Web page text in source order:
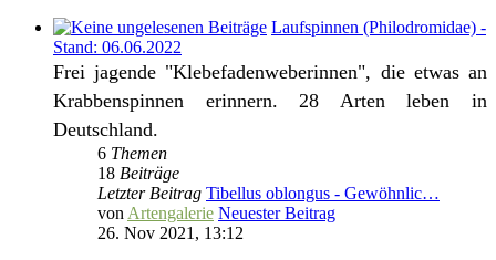
Laufspinnen (Philodromidae) -
Stand: 06.06.2022
Frei jagende "Klebefadenweberinnen", die etwas an
Krabbenspinnen erinnern. 28 Arten leben in
Deutschland.
6 Themen
18 Beiträge
Letzter Beitrag Tibellus oblongus - Gewöhnlic…
von Artengalerie Neuester Beitrag
26. Nov 2021, 13:12